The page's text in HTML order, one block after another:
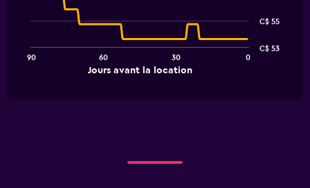
The
Jours avant la location
90 60 30 0
C$ 53
C$ 55